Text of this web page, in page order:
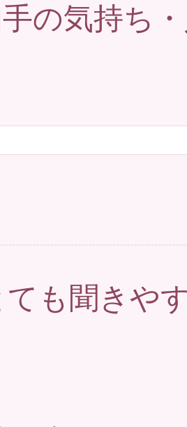
の気持ち・
も聞きや